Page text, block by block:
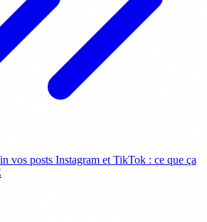
vos posts Instagram et TikTok : ce que ça